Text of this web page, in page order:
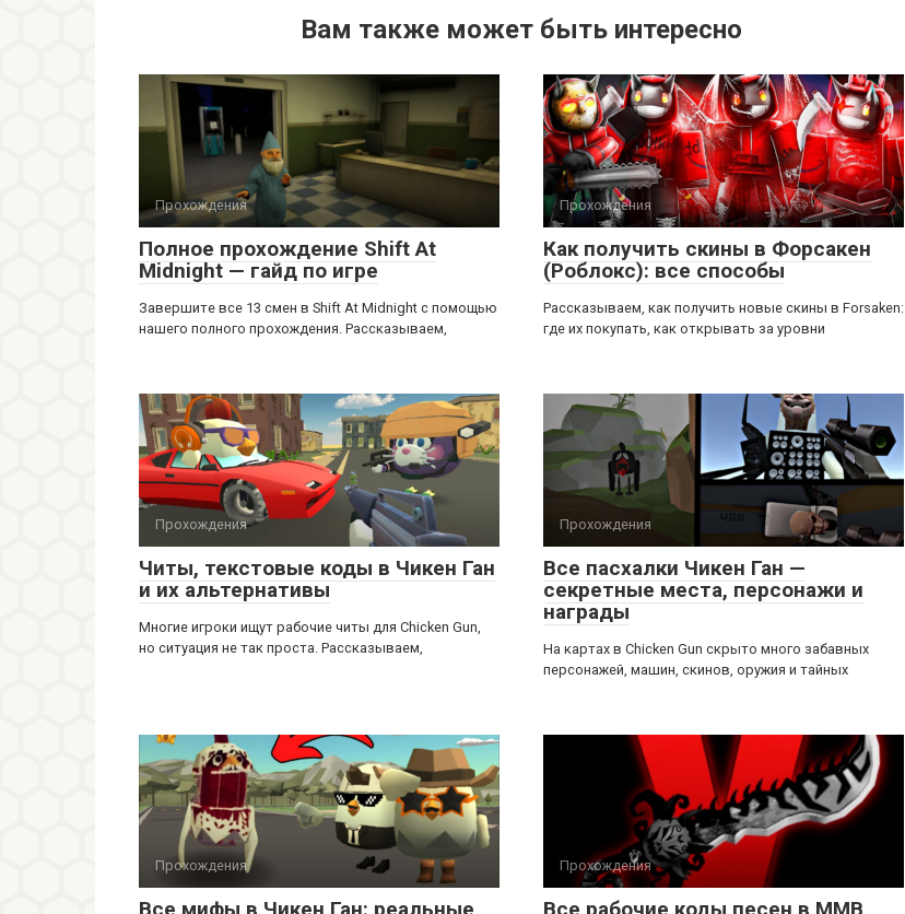
Вам также может быть интересно
Прохождения
Полное прохождение Shift At
Midnight — гайд по игре
Завершите все 13 смен в Shift At Midnight с помощью
нашего полного прохождения. Рассказываем,
Прохождения
Как получить скины в Форсакен
(Роблокс): все способы
Рассказываем, как получить новые скины в Forsaken:
где их покупать, как открывать за уровни
Прохождения
Читы, текстовые коды в Чикен Ган
и их альтернативы
Многие игроки ищут рабочие читы для Chicken Gun,
но ситуация не так проста. Рассказываем,
Прохождения
Все пасхалки Чикен Ган —
секретные места, персонажи и
награды
На картах в Chicken Gun скрыто много забавных
персонажей, машин, скинов, оружия и тайных
Прохождения
Все мифы в Чикен Ган: реальные
Прохождения
Все рабочие коды песен в ММВ